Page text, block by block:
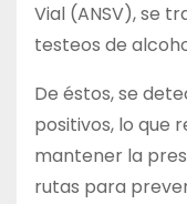
Vial (ANSV), se
testeos de
De éstos, se
positivos, lo que
mantener la
rutas para